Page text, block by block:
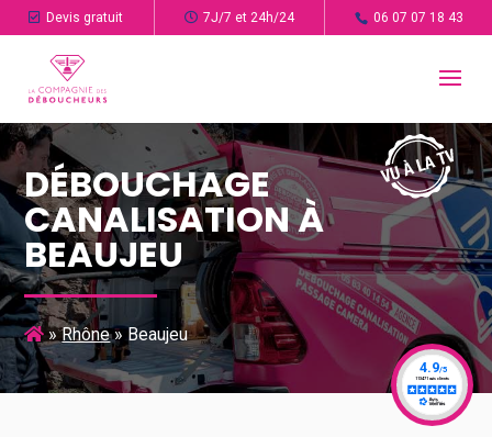
Devis gratuit 7J/7 et 24h/24 06 07 07 18 43
DÉBOUCHAGE
CANALISATION À
BEAUJEU
»Rhône»Beaujeu